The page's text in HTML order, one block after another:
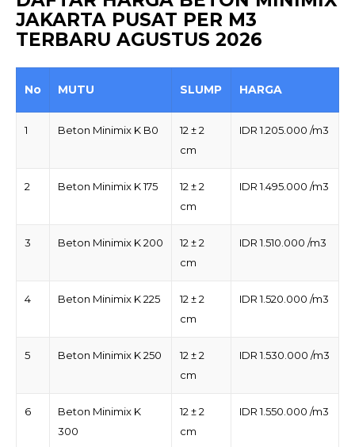
JAKARTA PUSAT PER M3
TERBARU AGUSTUS 2026
No MUTU SLUMP HARGA
1 Beton Minimix K B0
12 ± 2
cm
IDR 1.205.000 /m3
2 Beton Minimix K 175
12 ± 2
cm
IDR 1.495.000 /m3
3 Beton Minimix K 200
12 ± 2
cm
IDR 1.510.000 /m3
4 Beton Minimix K 225
12 ± 2
cm
IDR 1.520.000 /m3
5 Beton Minimix K 250
12 ± 2
cm
IDR 1.530.000 /m3
6
Beton Minimix K
300
12 ± 2
cm
IDR 1.550.000 /m3